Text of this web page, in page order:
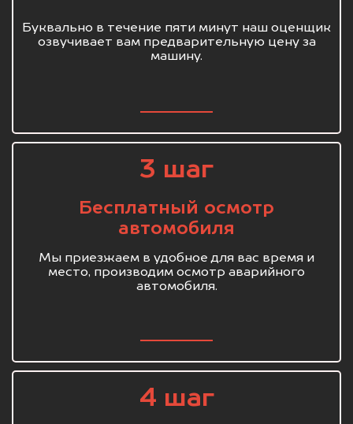
Буквально в течение пяти минут наш оценщик
озвучивает вам предварительную цену за
машину.
3 шаг
Бесплатный осмотр
автомобиля
Мы приезжаем в удобное для вас время и
место, производим осмотр аварийного
автомобиля.
4 шаг